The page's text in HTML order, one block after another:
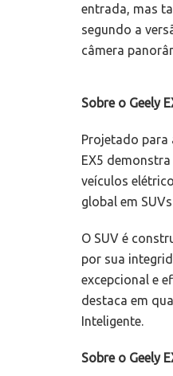
entrada, mas
segundo a
câmera
Sobre o Geely
Projetado para
EX5
veículos
global em
O SUV é
por sua
excepcional e
destaca em
Inteligente.
Sobre o Geely